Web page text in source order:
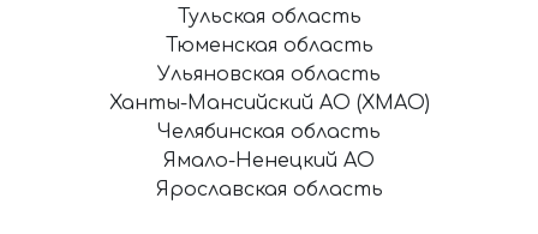
Тульская область
Тюменская область
Ульяновская область
Ханты-Мансийский АО (ХМАО)
Челябинская область
Ямало-Ненецкий АО
Ярославская область